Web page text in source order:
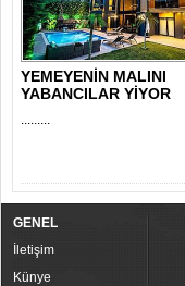
YEMEYENİN MALINI
YABANCILAR YİYOR
.........
GENEL
İletişim
Künye